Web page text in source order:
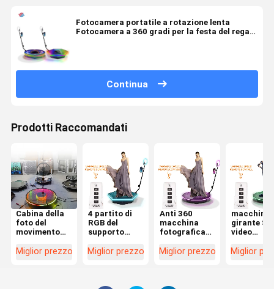
Fotocamera portatile a rotazione lenta
Fotocamera a 360 gradi per la festa del regalo
Continua
Prodotti Raccomandati
Cabina della
foto del
movimento
45° - angolo
Miglior prezzo
4 partito di
RGB del
supporto
della foto
automatici
Miglior prezzo
Anti 360
macchina
fotografica
d'agitazione
sostegno
Miglior prezzo
macchina
girante
video
della
Miglior